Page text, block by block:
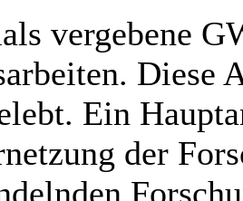
vergebene
Ein
der